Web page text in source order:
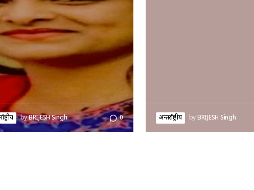
byBRIJESH Singh 0 अन्तर्राष्ट्रीय byBRIJESH Singh